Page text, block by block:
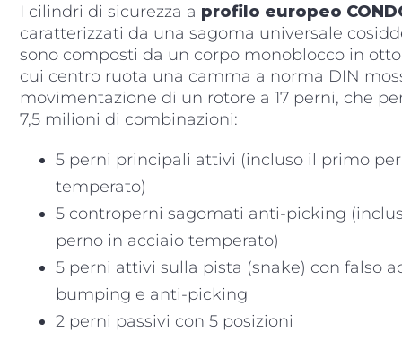
I cilindri di sicurezza a profilo europeo
caratterizzati da una sagoma universale
sono composti da un corpo monoblocco in
cui centro ruota una camma a norma DIN
movimentazione di un rotore a 17 perni, che
7,5 milioni di combinazioni:
5 perni principali attivi (incluso il primo
temperato)
5 controperni sagomati anti-picking
perno in acciaio temperato)
5 perni attivi sulla pista (snake) con falso
bumping e anti-picking
2 perni passivi con 5 posizioni